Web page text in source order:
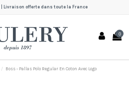
| Livraison offerte dans toute la France
0
Boss - Pallas Polo Regular En Coton Avec Logo